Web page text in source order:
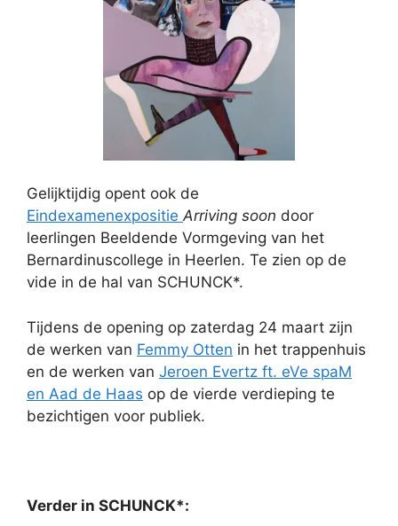
Gelijktijdig opent ook de
EindexamenexpositieArriving soon door
leerlingen Beeldende Vormgeving van het
Bernardinuscollege in Heerlen. Te zien op de
vide in de hal van SCHUNCK*.
Tijdens de opening op zaterdag 24 maart zijn
de werken van Femmy Otten in het trappenhuis
en de werken van Jeroen Evertz ft. eVe spaM
en Aad de Haas op de vierde verdieping te
bezichtigen voor publiek.
Verder in SCHUNCK*: